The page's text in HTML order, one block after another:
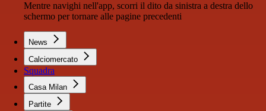
Mentre navighi nell'app, scorri il dito da sinistra a destra dello
schermo per tornare alle pagine precedenti
News
Calciomercato
Squadra
Casa Milan
Partite